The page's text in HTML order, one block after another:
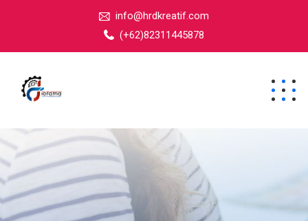
info@hrdkreatif.com
(+62)82311445878